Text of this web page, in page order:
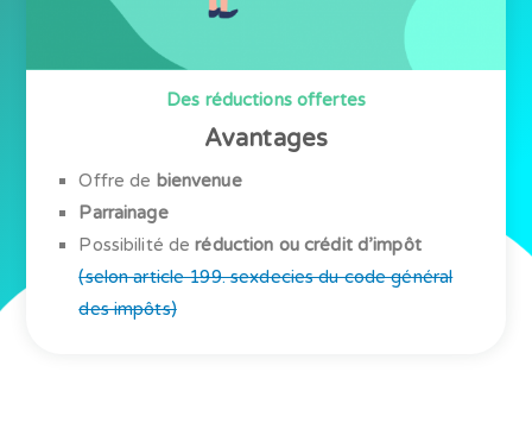
Des réductions offertes
Avantages
Offre de bienvenue
Parrainage
Possibilité deréduction ou crédit d’impôt
(selon article 199. sexdecies du code général
des impôts)